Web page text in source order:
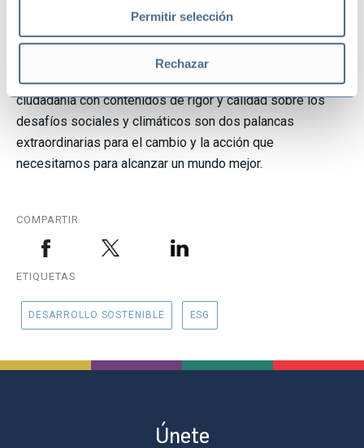
Permitir selección
Rechazar
oyentes, alumnos y docentes, nos brinda una capacidad
única para seguir generando impacto real en las personas
desde la infancia a la edad adulta. Inculcar a los alumnos
los valores del desarrollo sostenible e informar a la
ciudadanía con contenidos de rigor y calidad sobre los
desafíos sociales y climáticos son dos palancas
extraordinarias para el cambio y la acción que
necesitamos para alcanzar un mundo mejor.
COMPARTIR
ETIQUETAS
DESARROLLO SOSTENIBLE ESG
Únete